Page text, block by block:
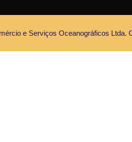
e Serviços Oceanográficos Ltda.